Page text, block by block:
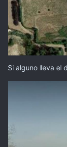
Si alguno lleva el